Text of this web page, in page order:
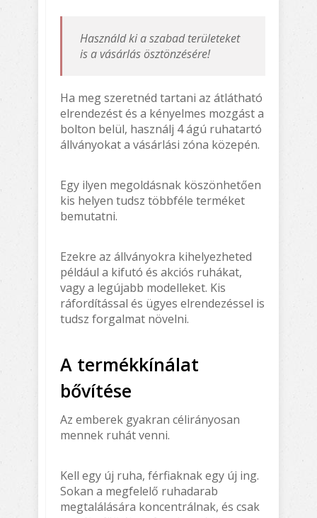
Használd ki a szabad területeket
is a vásárlás ösztönzésére!
Ha meg szeretnéd tartani az átlátható
elrendezést és a kényelmes mozgást a
bolton belül, használj 4 ágú ruhatartó
állványokat a vásárlási zóna közepén.
Egy ilyen megoldásnak köszönhetően
kis helyen tudsz többféle terméket
bemutatni.
Ezekre az állványokra kihelyezheted
például a kifutó és akciós ruhákat,
vagy a legújabb modelleket. Kis
ráfordítással és ügyes elrendezéssel is
tudsz forgalmat növelni.
A termékkínálat
bővítése
Az emberek gyakran célirányosan
mennek ruhát venni.
Kell egy új ruha, férfiaknak egy új ing.
Sokan a megfelelő ruhadarab
megtalálására koncentrálnak, és csak